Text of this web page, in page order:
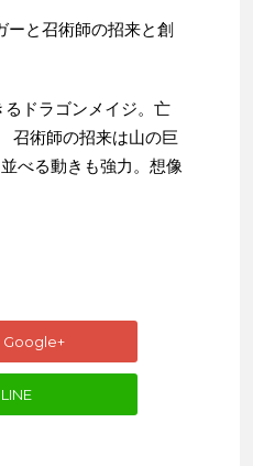
と召術師の招来と創
ドラゴンメイジ。亡
召術師の招来は山の巨
べる動きも強力。想像
Google+
LINE